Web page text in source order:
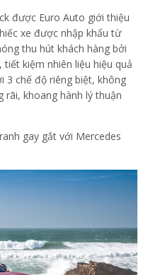
được Euro Auto giới thiệu
xe được nhập khẩu từ
thu hút khách hàng bởi
kiệm nhiên liệu hiệu quả
3 chế độ riêng biệt, không
rãi, khoang hành lý thuận
gay gắt với Mercedes